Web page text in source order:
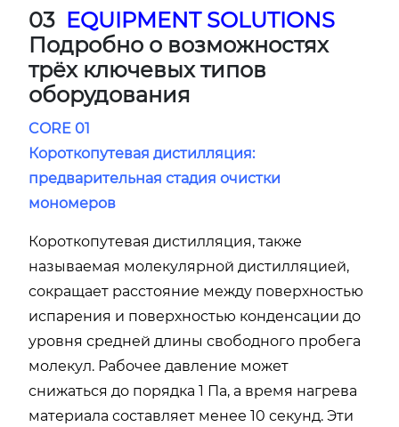
03 EQUIPMENT SOLUTIONS
Подробно о возможностях
трёх ключевых типов
оборудования
CORE 01
Короткопутевая дистилляция:
предварительная стадия очистки
мономеров
Короткопутевая дистилляция, также
называемая молекулярной дистилляцией,
сокращает расстояние между поверхностью
испарения и поверхностью конденсации до
уровня средней длины свободного пробега
молекул. Рабочее давление может
снижаться до порядка 1 Па, а время нагрева
материала составляет менее 10 секунд. Эти